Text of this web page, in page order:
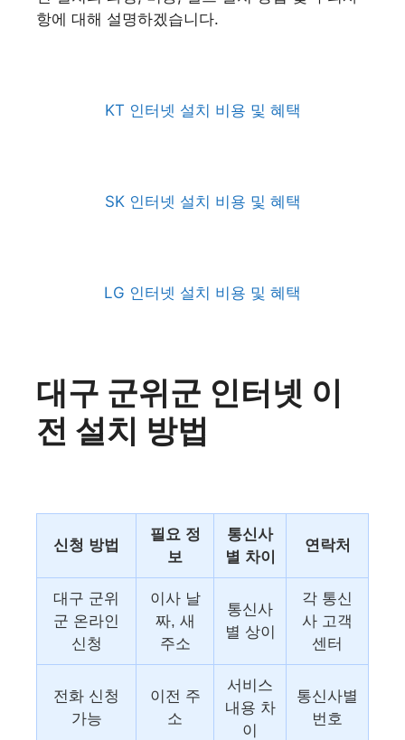
항에 대해 설명하겠습니다.
KT 인터넷 설치 비용 및 혜택
SK 인터넷 설치 비용 및 혜택
LG 인터넷 설치 비용 및 혜택
대구 군위군 인터넷 이
전 설치 방법
신청 방법
필요 정
보
통신사
별 차이
연락처
대구 군위
군 온라인
신청
이사 날
짜, 새
주소
통신사
별 상이
각 통신
사 고객
센터
전화 신청
가능
이전 주
소
서비스
내용 차
이
통신사별
번호